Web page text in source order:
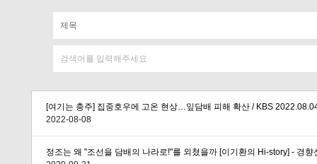
[여기는 충주] 집중호우에 고온 현상…잎담배 피해 확산 / KBS
2022-08-08
정조는 왜 "조선을 담배의 나라로!"를 외쳤을까 [이기환의 Hi-story] - 경